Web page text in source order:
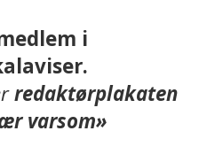
i
redaktørplakaten
varsom»